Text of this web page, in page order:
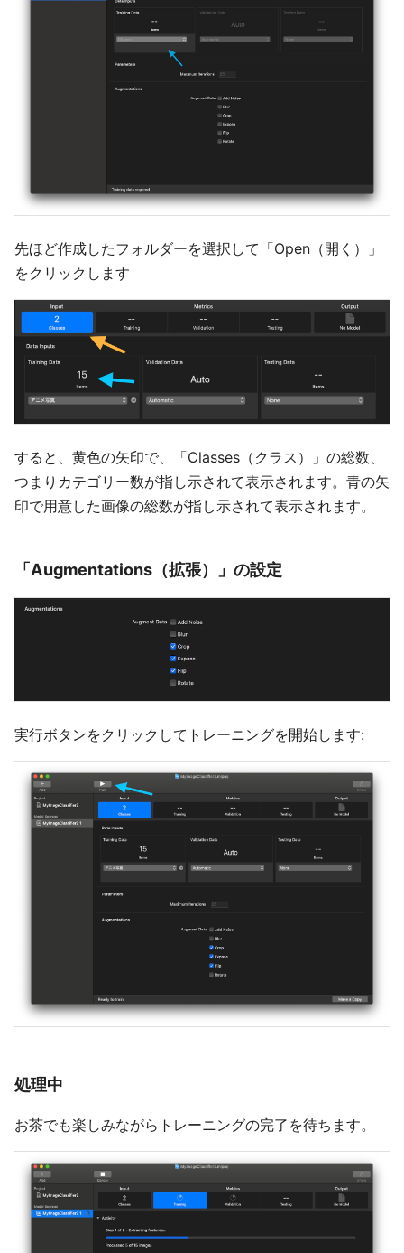
先ほど作成したフォルダーを選択して「Open（開く）」
をクリックします
すると、黄色の矢印で、「Classes（クラス）」の総数、
つまりカテゴリー数が指し示されて表示されます。青の矢
印で用意した画像の総数が指し示されて表示されます。
「Augmentations（拡張）」の設定
実行ボタンをクリックしてトレーニングを開始します:
処理中
お茶でも楽しみながらトレーニングの完了を待ちます。